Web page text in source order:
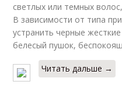
светлых или темных
В зависимости от типа
устранить черные
белесый пушок,
Читать дальше →